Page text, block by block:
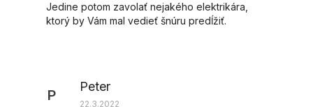
Jedine potom zavolať nejakého elektrikára,
ktorý by Vám mal vedieť šnúru predĺžiť.
P
Peter
22.3.2022